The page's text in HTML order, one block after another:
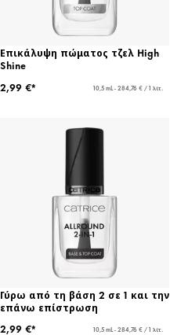
Επικάλυψη πώματος τζελ High
Shine
2,99 €*
10,5 mL - 284,76 € / 1 λίτ.
Γύρω από τη βάση 2 σε 1 και την
επάνω επίστρωση
2,99 €*
10,5 mL - 284,76 € / 1 λίτ.